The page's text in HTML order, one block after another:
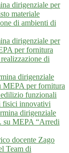
dirigenziale per
materiale
di ambienti di
dirigenziale per
per fornitura
di
dirigenziale
MEPA per fornitura
funzionali
fisici innovativi
dirigenziale
su MEPA “Arredi
docente Zago
Team di